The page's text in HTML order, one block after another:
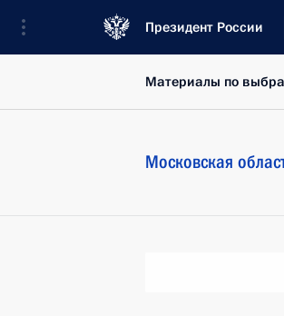
Президент России
Материалы по
Московская